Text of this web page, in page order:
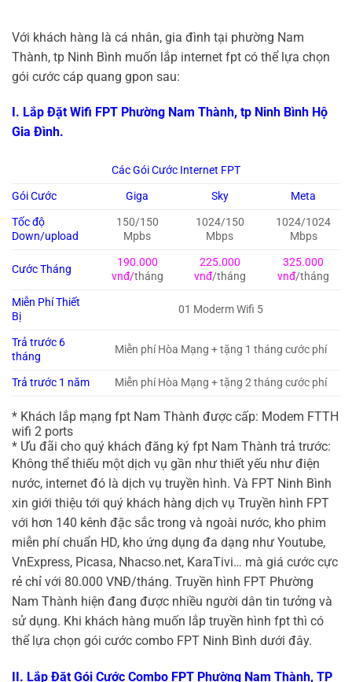
Với khách hàng là cá nhân, gia đình tại phường Nam
Thành, tp Ninh Bình muốn lắp internet fpt có thể lựa chọn
gói cước cáp quang gpon sau:
I. Lắp Đặt Wifi FPT Phường Nam Thành, tp Ninh Bình Hộ
Gia Đình.
Các Gói Cước Internet FPT
Gói Cước
Giga Sky
Meta
Tốc độ
Down/upload
150/150
Mpbs
1024/150
Mbps
1024/1024
Mbps
Cước Tháng
190.000
vnđ/tháng
225.000
vnđ/tháng
325.000
vnđ/tháng
Miễn Phí Thiết
Bị
01 Moderm Wifi 5
Trả trước 6
tháng
Miễn phí Hòa Mạng + tặng 1 tháng cước phí
Trả trước 1 năm Miễn phí Hòa Mạng + tặng 2 tháng cước phí
* Khách lắp mạng fpt Nam Thành được cấp: Modem FTTH
wifi 2 ports
* Ưu đãi cho quý khách đăng ký fpt Nam Thành trả trước:
Không thể thiếu một dịch vụ gần như thiết yếu như điện
nước, internet đó là dịch vụ truyền hình. Và FPT Ninh Bình
xin giới thiệu tới quý khách hàng dịch vụ Truyền hình FPT
với hơn 140 kênh đặc sắc trong và ngoài nước, kho phim
miễn phí chuẩn HD, kho ứng dụng đa dạng như Youtube,
VnExpress, Picasa, Nhacso.net, KaraTivi… mà giá cước cực
rẻ chỉ với 80.000 VNĐ/tháng. Truyền hình FPT Phường
Nam Thành hiện đang được nhiều người dân tin tưởng và
sử dụng. Khi khách hàng muốn lắp truyền hình fpt thì có
thể lựa chọn gói cước combo FPT Ninh Bình dưới đây.
II. Lắp Đặt Gói Cước Combo FPT Phường Nam Thành, TP